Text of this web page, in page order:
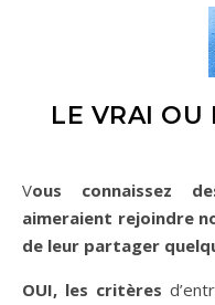
LE VRAI OU
Vous connaissez des conteurs, conteuses qui
aimeraient rejoindre
de leur partager
OUI, les critères